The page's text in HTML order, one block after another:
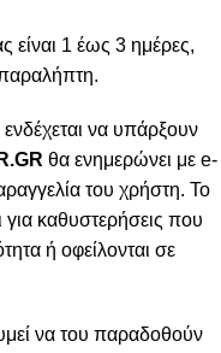
είναι 1 έως 3 ημέρες,
να υπάρξουν
θα ενημερώνει με e-
του χρήστη. Το
για καθυστερήσεις που
ή οφείλονται σε
να του παραδοθούν